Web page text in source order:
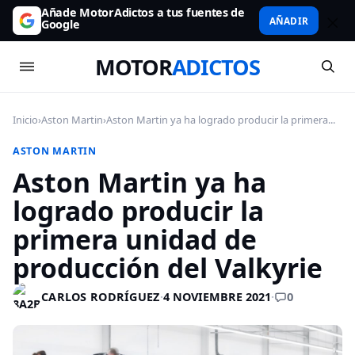
Añade MotorAdictos a tus fuentes de
Google AÑADIR
MOTORADICTOS
Inicio›Aston Martin›Aston Martin ya ha logrado producir la primera...
ASTON MARTIN
Aston Martin ya ha
logrado producir la
primera unidad de
producción del Valkyrie
CARLOS RODRÍGUEZ·4 NOVIEMBRE 2021· 0